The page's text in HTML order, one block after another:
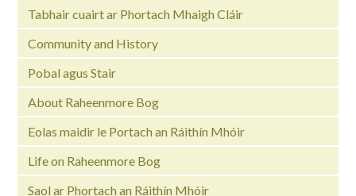
Tabhair cuairt ar Phortach Mhaigh Cláir
Community and History
Pobal agus Stair
About Raheenmore Bog
Eolas maidir le Portach an Ráithín Mhóir
Life on Raheenmore Bog
Saol ar Phortach an Ráithín Mhóir